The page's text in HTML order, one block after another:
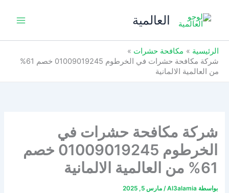
العالمية
الرئيسية
مكافحة حشرات
شركة مكافحة حشرات في الخرطوم 01009019245 خصم 61%
من العالمية الالمانية
شركة مكافحة حشرات في
الخرطوم 01009019245 خصم
61% من العالمية الالمانية
بواسطة Al3alamia
/مارس 5, 2025